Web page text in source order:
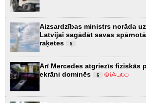
Aizsardzības ministrs norāda
Latvijai sagādāt savas
raķetes
5
Arī Mercedes atgriezīs fiziskās
ekrāni dominēs
6